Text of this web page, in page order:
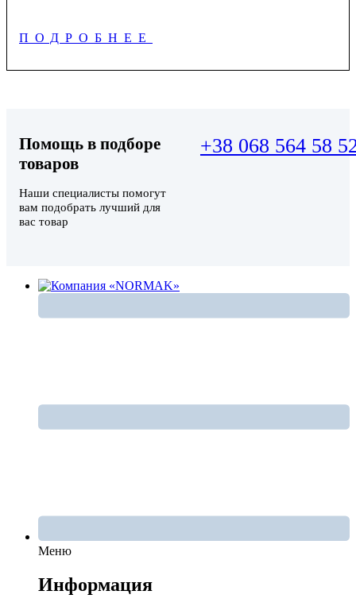
ПОДРОБНЕЕ
Помощь в подборе
товаров
Наши специалисты помогут
вам подобрать лучший для
вас товар
+38 068 564 58
Меню
Информация